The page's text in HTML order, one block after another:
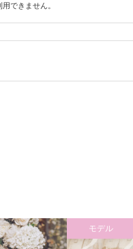
できません。
モデル